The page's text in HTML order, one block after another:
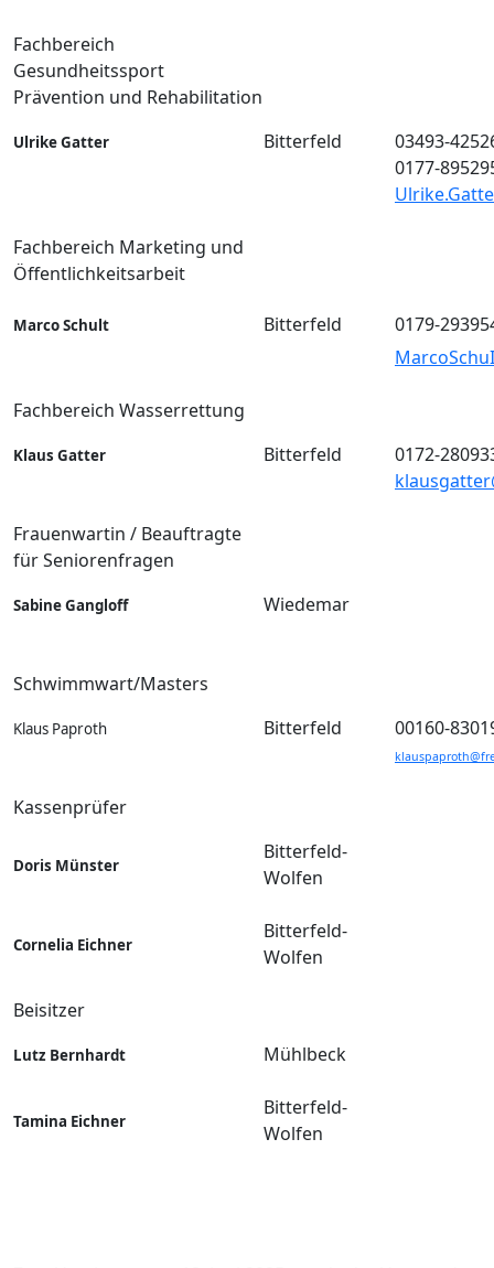
Fachbereich
Gesundheitssport
Prävention und Rehabilitation
Ulrike Gatter Bitterfeld
03493-
0177-
Fachbereich Marketing und
Öffentlichkeitsarbeit
Marco Schult Bitterfeld
0179-
Fachbereich Wasserrettung
Klaus Gatter Bitterfeld
0172-
Frauenwartin / Beauftragte
für Seniorenfragen
Sabine Gangloff Wiedemar
Schwimmwart/Masters
Klaus Paproth Bitterfeld 00160-
Kassenprüfer
Doris Münster
Bitterfeld-
Wolfen
Cornelia Eichner
Bitterfeld-
Wolfen
Beisitzer
Lutz Bernhardt Mühlbeck
Tamina Eichner
Bitterfeld-
Wolfen